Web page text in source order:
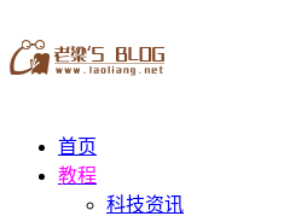
首页
教程
科技资讯